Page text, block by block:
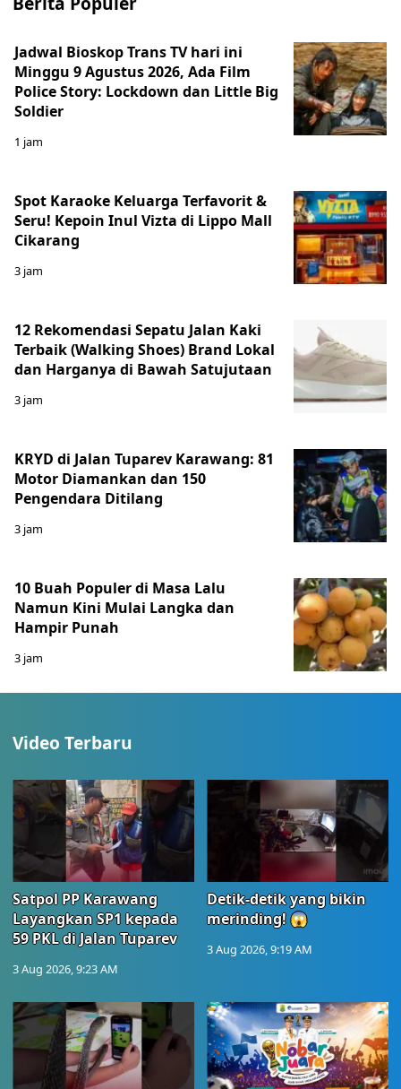
Jadwal Bioskop Trans TV hari ini
Minggu 9 Agustus 2026, Ada Film
Police Story: Lockdown dan Little Big
Soldier
1 jam
Spot Karaoke Keluarga Terfavorit &
Seru! Kepoin Inul Vizta di Lippo Mall
Cikarang
3 jam
12 Rekomendasi Sepatu Jalan Kaki
Terbaik (Walking Shoes) Brand Lokal
dan Harganya di Bawah Satujutaan
3 jam
KRYD di Jalan Tuparev Karawang: 81
Motor Diamankan dan 150
Pengendara Ditilang
3 jam
10 Buah Populer di Masa Lalu
Namun Kini Mulai Langka dan
Hampir Punah
3 jam
Video Terbaru
Satpol PP Karawang
Layangkan SP1 kepada
59 PKL di Jalan Tuparev
3 Aug 2026, 9:23 AM
Detik-detik yang bikin
merinding! 😱
3 Aug 2026, 9:19 AM